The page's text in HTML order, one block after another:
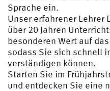
Sprache ein.
Unser erfahrener Lehrer
über 20 Jahren
besonderen Wert auf
sodass Sie sich schnell
verständigen können.
Starten Sie im
und entdecken Sie eine